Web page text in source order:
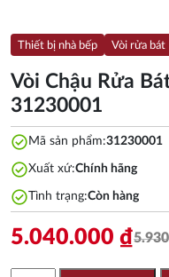
Thiết bị nhà bếp Vòi rửa bát
Vòi Chậu Rửa
31230001
check_circle Mã sản phẩm:31230001
check_circleXuất xứ:Chính hãng
check_circleTình trạng:Còn hàng
5.040.000 ₫